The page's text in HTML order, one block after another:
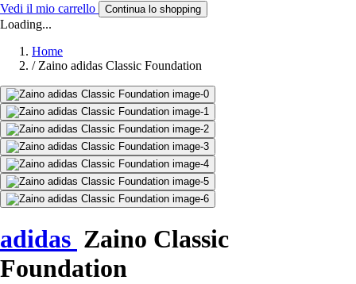
Vedi il mio carrello Continua lo shopping
Loading...
Home
/ Zaino adidas Classic Foundation
adidas Zaino Classic
Foundation